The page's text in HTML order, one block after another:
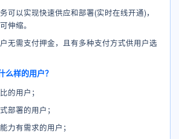
可以实现快速供应和部署(实时在线开通)，
伸缩。
无需支付押金，且有多种支付方式供用户选
么样的用户？
的用户；
部署的用户；
力有需求的用户；